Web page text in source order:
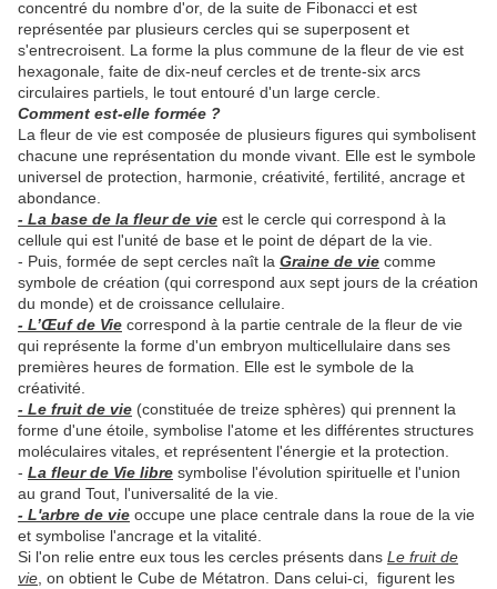
concentré du nombre d'or, de la suite de Fibonacci et est
représentée par plusieurs cercles qui se superposent et
s'entrecroisent. La forme la plus commune de la fleur de vie est
hexagonale, faite de dix-neuf cercles et de trente-six arcs
circulaires partiels, le tout entouré d'un large cercle.
Comment est-elle formée ?
La fleur de vie est composée de plusieurs figures qui symbolisent
chacune une représentation du monde vivant. Elle est le symbole
universel de protection, harmonie, créativité, fertilité, ancrage et
abondance.
- La base de la fleur de vie est le cercle qui correspond à la
cellule qui est l'unité de base et le point de départ de la vie.
- Puis, formée de sept cercles naît la Graine de vie comme
symbole de création (qui correspond aux sept jours de la création
du monde) et de croissance cellulaire.
- L’Œuf de Vie correspond à la partie centrale de la fleur de vie
qui représente la forme d'un embryon multicellulaire dans ses
premières heures de formation. Elle est le symbole de la
créativité.
- Le fruit de vie (constituée de treize sphères) qui prennent la
forme d'une étoile, symbolise l'atome et les différentes structures
moléculaires vitales, et représentent l'énergie et la protection.
- La fleur de Vie libre symbolise l'évolution spirituelle et l'union
au grand Tout, l'universalité de la vie.
- L'arbre de vie occupe une place centrale dans la roue de la vie
et symbolise l'ancrage et la vitalité.
Si l'on relie entre eux tous les cercles présents dans Le fruit de
vie , on obtient le Cube de Métatron. Dans celui-ci, figurent les